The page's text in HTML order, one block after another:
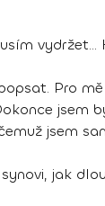
vydržet...
Pro
jsem
jsem
jak